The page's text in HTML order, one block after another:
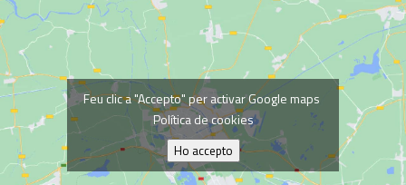
Feu clic a "Accepto" per activar Google maps
Política de cookies
Ho accepto